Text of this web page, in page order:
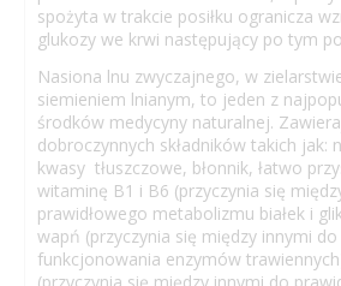
spożyta w trakcie posiłku ogranicza
glukozy we krwi następujący po tym
Nasiona lnu zwyczajnego, w
siemieniem lnianym, to jeden z
środków medycyny naturalnej.
dobroczynnych składników takich jak:
kwasy tłuszczowe, błonnik, łatwo
witaminę B1 i B6 (przyczynia się
prawidłowego metabolizmu białek i
wapń (przyczynia się między innymi
funkcjonowania enzymów